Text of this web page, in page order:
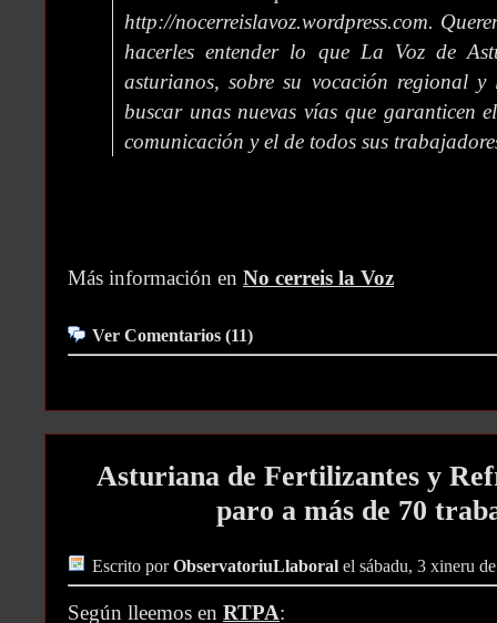
http://nocerreislavoz.wordpress.com.
hacerles entender lo que La Voz de
asturianos, sobre su vocación regional y
buscar unas nuevas vías que garanticen
comunicación y el de todos sus
Más información en No cerreis la Voz
Ver Comentarios (11)
Asturiana de Fertilizantes y
paro a más de 70
Escrito porObservatoriuLlaboral el sábadu, 3 xineru
Según lleemos en RTPA: